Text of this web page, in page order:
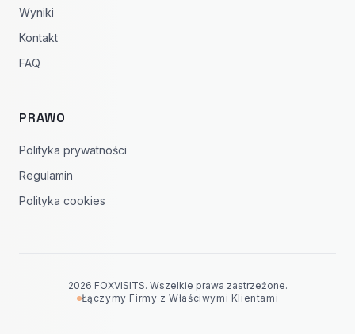
Wyniki
Kontakt
FAQ
PRAWO
Polityka prywatności
Regulamin
Polityka cookies
2026 FOXVISITS. Wszelkie prawa zastrzeżone.
Łączymy Firmy z Właściwymi Klientami